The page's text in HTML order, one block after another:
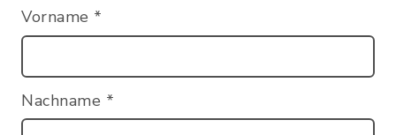
Vorname *
Nachname *